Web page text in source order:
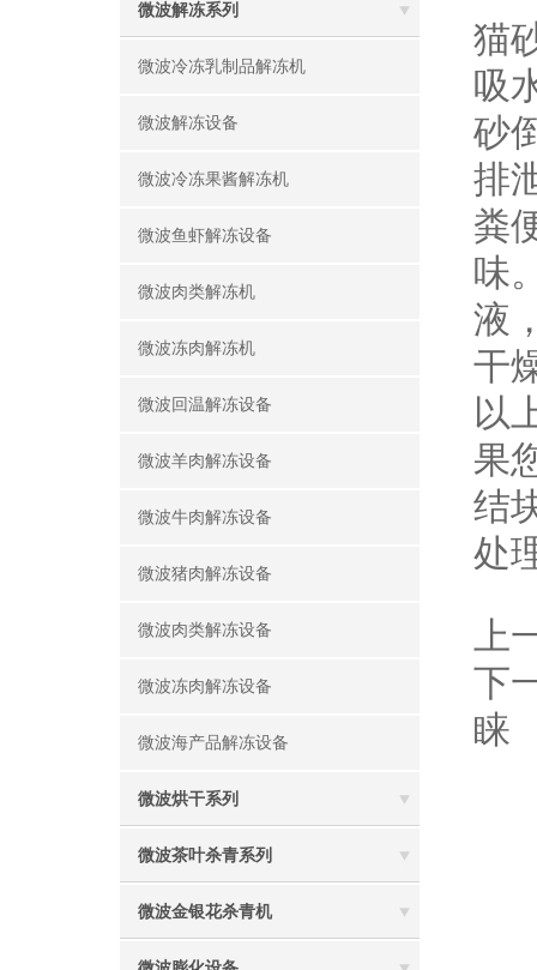
微波解冻系列
微波冷冻乳制品解冻机
微波解冻设备
微波冷冻果酱解冻机
微波鱼虾解冻设备
微波肉类解冻机
微波冻肉解冻机
微波回温解冻设备
微波羊肉解冻设备
微波牛肉解冻设备
微波猪肉解冻设备
微波肉类解冻设备
微波冻肉解冻设备
微波海产品解冻设备
微波烘干系列
微波茶叶杀青系列
微波金银花杀青机
猫
吸
砂
排
粪
味
液
干
以
果
结
处
上
下
睐